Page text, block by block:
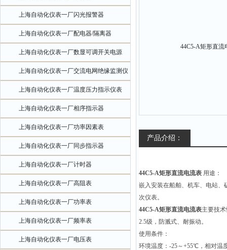
上海自动化仪表一厂闪光报警器
上海自动化仪表一厂配电器/隔离器
上海自动化仪表一厂数显可调开关电源
上海自动化仪表一厂交流电网绝缘监测仪
上海自动化仪表一厂温度压力指示仪表
上海自动化仪表一厂相序指示器
上海自动化仪表一厂功率因素表
上海自动化仪表一厂同步指示器
上海自动化仪表一厂计时器
上海自动化仪表一厂高阻表
上海自动化仪表一厂功率表
上海自动化仪表一厂频率表
上海自动化仪表一厂电压表
产品介绍：
44C5-A矩形直流电流表 用途：
嵌入安装在船舶、机车、电站、
次仪表。
44C5-A矩形直流电流表主要技
2.5级，防溅式、耐振动。
使用条件：
环境温度：-25～+55℃，相对温